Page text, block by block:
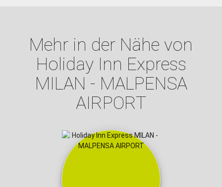
Mehr in der Nähe von
Holiday Inn Express
MILAN - MALPENSA
AIRPORT